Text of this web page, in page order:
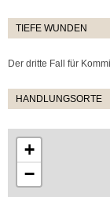
TIEFE WUNDEN
Der dritte Fall für
HANDLUNGSORTE
+
−